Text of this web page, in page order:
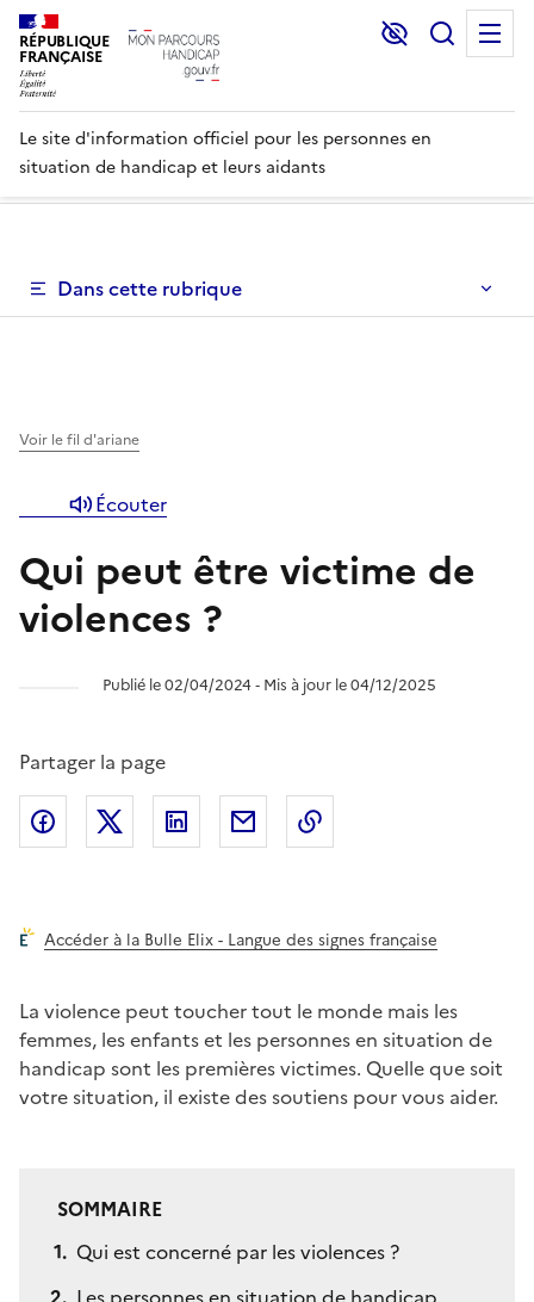
RÉPUBLIQUE
FRANÇAISE
Lecture et
Le site d'information officiel pour les personnes en
situation de handicap et leurs aidants
Un menu de navigation vous permettant de naviguer
Dans cette rubrique
Voir le fil d'ariane
Écouter
Qui peut être victime de
violences ?
Publié le 02/04/2024 ‐ Mis à jour le 04/12/2025
Partager la page
Partager l'article surFacebook
Partager l'article sur X (anciennement
Partager l'article sur
Partager l'article par courriel
Accéder à la Bulle Elix - Langue des signes française
La violence peut toucher tout le monde mais les
femmes, les enfants et les personnes en situation de
handicap sont les premières victimes. Quelle que soit
votre situation, il existe des soutiens pour vous aider.
SOMMAIRE
Qui est concerné par les violences ?